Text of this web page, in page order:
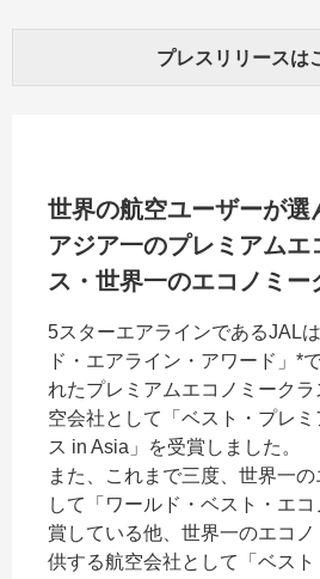
プレスリリースは
世界の航空ユーザーが選
アジア一のプレミアムエ
ス・世界一のエコノミー
5スターエアラインであるJAL
ド・エアライン・アワード」*
れたプレミアムエコノミーク
空会社として「ベスト・プレ
ス in Asia」を受賞しました。
また、これまで三度、世界一
して「ワールド・ベスト・エ
賞している他、世界一のエコ
供する航空会社として「ベス